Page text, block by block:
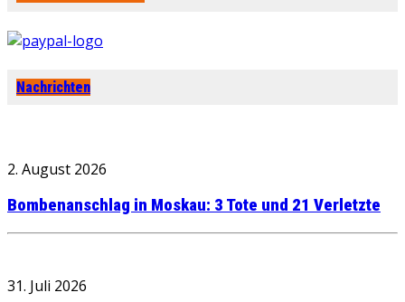
Nachrichten
2. August 2026
Bombenanschlag in Moskau: 3 Tote und 21 Verletzte
31. Juli 2026